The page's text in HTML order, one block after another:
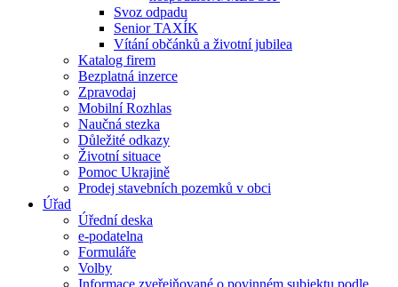
Svoz odpadu
Senior TAXÍK
Vítání občánků a životní jubilea
Katalog firem
Bezplatná inzerce
Zpravodaj
Mobilní Rozhlas
Naučná stezka
Důležité odkazy
Životní situace
Pomoc Ukrajině
Prodej stavebních pozemků v obci
Úřad
Úřední deska
e-podatelna
Formuláře
Volby
Informace zveřejňované o povinném subjektu podle